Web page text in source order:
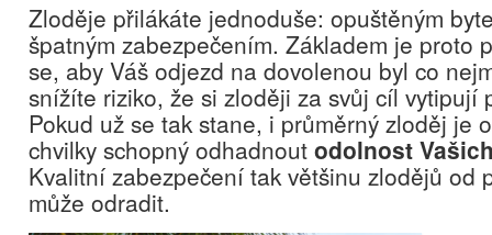
Zloděje přilákáte jednoduše: opuštěným
špatným zabezpečením. Základem je proto
se, aby Váš odjezd na dovolenou byl co
snížíte riziko, že si zloději za svůj cíl vytipují
Pokud už se tak stane, i průměrný zloděj je
chvilky schopný odhadnout odolnost
Kvalitní zabezpečení tak většinu zlodějů od
může odradit.